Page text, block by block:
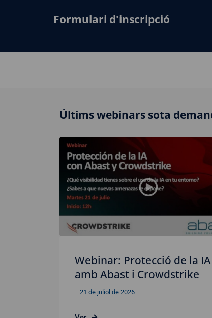
Formulari d'inscripció
Últims webinars sota
Webinar: Protecció de la IA
amb Abast i Crowdstrike
21 de juliol de 2026